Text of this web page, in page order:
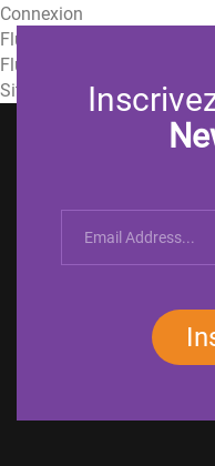
Connexion
Flux des publications
Flux des commentaires
Site de WordPress-FR